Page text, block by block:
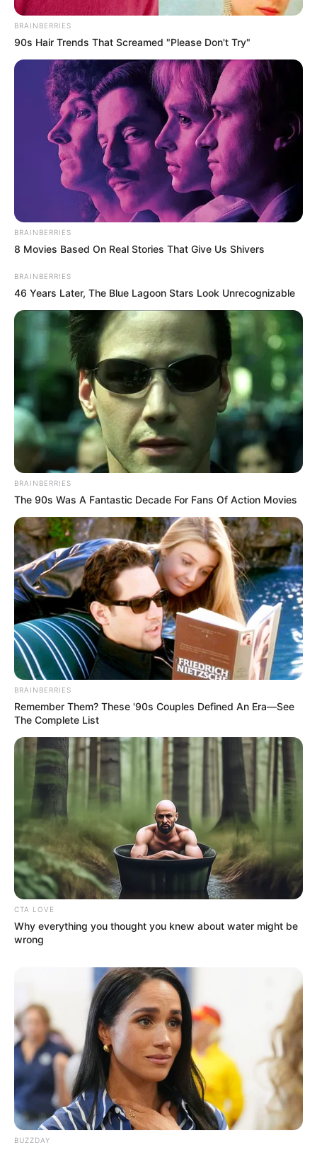
Receba notíciasdireto nocelular entrando nos nossos grupos.
Clique na opção preferida:
WhatsApp, Telegram |Facebook ou Inscreva-se no
NOVO PISO NACIONAL:
Novo Piso: Por quê várias prefeituras estão pagando, sem o
repasse do Governo?
Entrevista: Cosmo Mariz (CONACS), instrumentos para solicitar
antecipação do Piso
.
1ª cidade da Bahia a pagar o Piso de 2 salários aos Agentes de
Saúde (ACS e ACE).
+Requerimento para pagamento do novo Piso Salarial de R$
2.424,00 para ACS/ACE
+2 Salários: Conheça a primeira cidade a pagar o novo Piso
Nacional aos ACS/ACE.
+RS - Sindicato entra com medidas para cumprimento do Piso
Salarial para ACS/ACE
+ Brasil: vereadores estão aprovando requerimento solicitando
cumprimento do novo Piso.
+Prefeito declara que será um dos 1º a pagar o Piso Nacional de 2
salários aos ACS/ACE
Pagamento do Piso: Confira a lista das cidades que já se
comprometeram a pagar osR$ 2.424.
Confira a primeira lista nacional das cidades que já pagam
ou formalizaram o pagamento do novo Piso Nacional dos ACS e
ACE.
—Foto/Reprodução.
Endemias vivem um momento singular, não apenas pela grande
vitória estabelecida por meio da Emenda Constitucional 120/2022,
que garantiu uma série de direitos, além dos 2 salários, mas, em
face da aceitação por parte dos prefeitos que estão se antecipando
ao repasse do Governo Federal e pagando o novo piso à duas
categorias.Confira a lista das cidades que já pagaram e as que se
comprometeram em pagar, aqui!
VEJA TAMBÉM:
+PQA-VS: FNS acaba de repassar aos Municípios os Recursos
disponibilizado pelo MS
BRAINBERRIES
90s Hair Trends That Screamed "Please Don't Try"
BRAINBERRIES
8 Movies Based On Real Stories That Give Us Shivers
BRAINBERRIES
46 Years Later, The Blue Lagoon Stars Look Unrecognizable
BRAINBERRIES
The 90s Was A Fantastic Decade For Fans Of Action Movies
BRAINBERRIES
Remember Them? These '90s Couples Defined An Era—See
The Complete List
CTA LOVE
Why everything you thought you knew about water might be
wrong
BUZZDAY